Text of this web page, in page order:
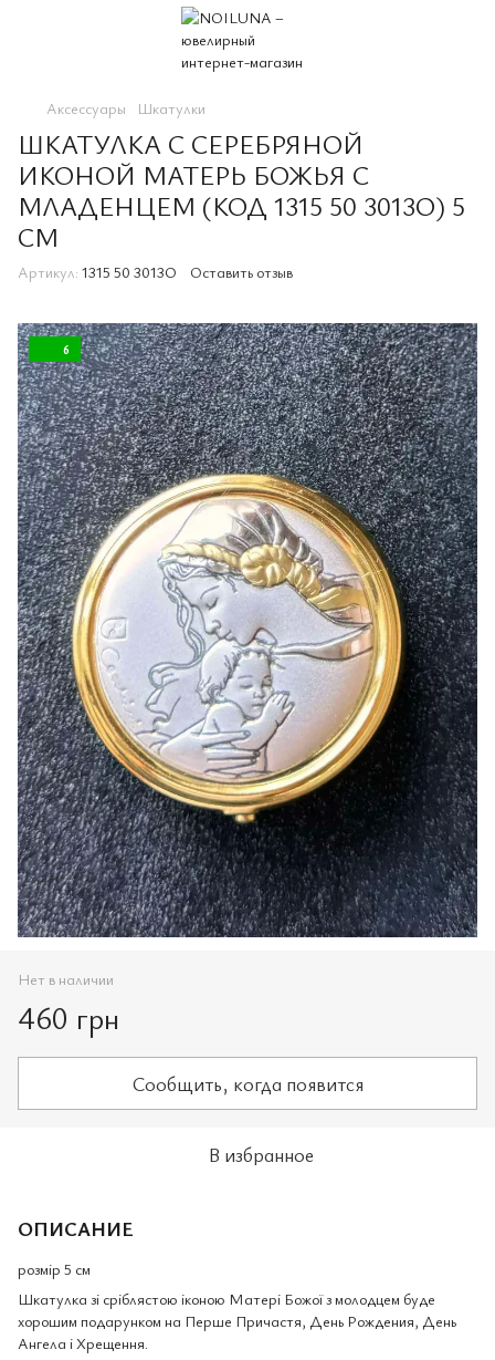
Аксессуары Шкатулки
ШКАТУЛКА С СЕРЕБРЯНОЙ
ИКОНОЙ МАТЕРЬ БОЖЬЯ С
МЛАДЕНЦЕМ (КОД 1315 50 3013O) 5
СМ
Артикул: 1315 50 3013O Оставить отзыв
6
Нет в наличии
460 грн
Сообщить, когда появится
В избранное
ОПИСАНИЕ
розмір 5 см
Шкатулка зі сріблястою іконою Матері Божої з молодцем буде
хорошим подарунком на Перше Причастя, День Рождения, День
Ангела і Хрещення.